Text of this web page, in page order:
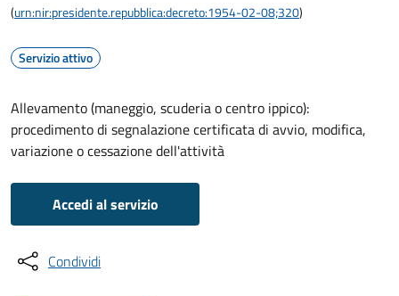
(urn:nir:presidente.repubblica:decreto:1954-02-08;320)
Servizio attivo
Allevamento (maneggio, scuderia o centro ippico):
procedimento di segnalazione certificata di avvio, modifica,
variazione o cessazione dell'attività
Accedi al servizio
Condividi